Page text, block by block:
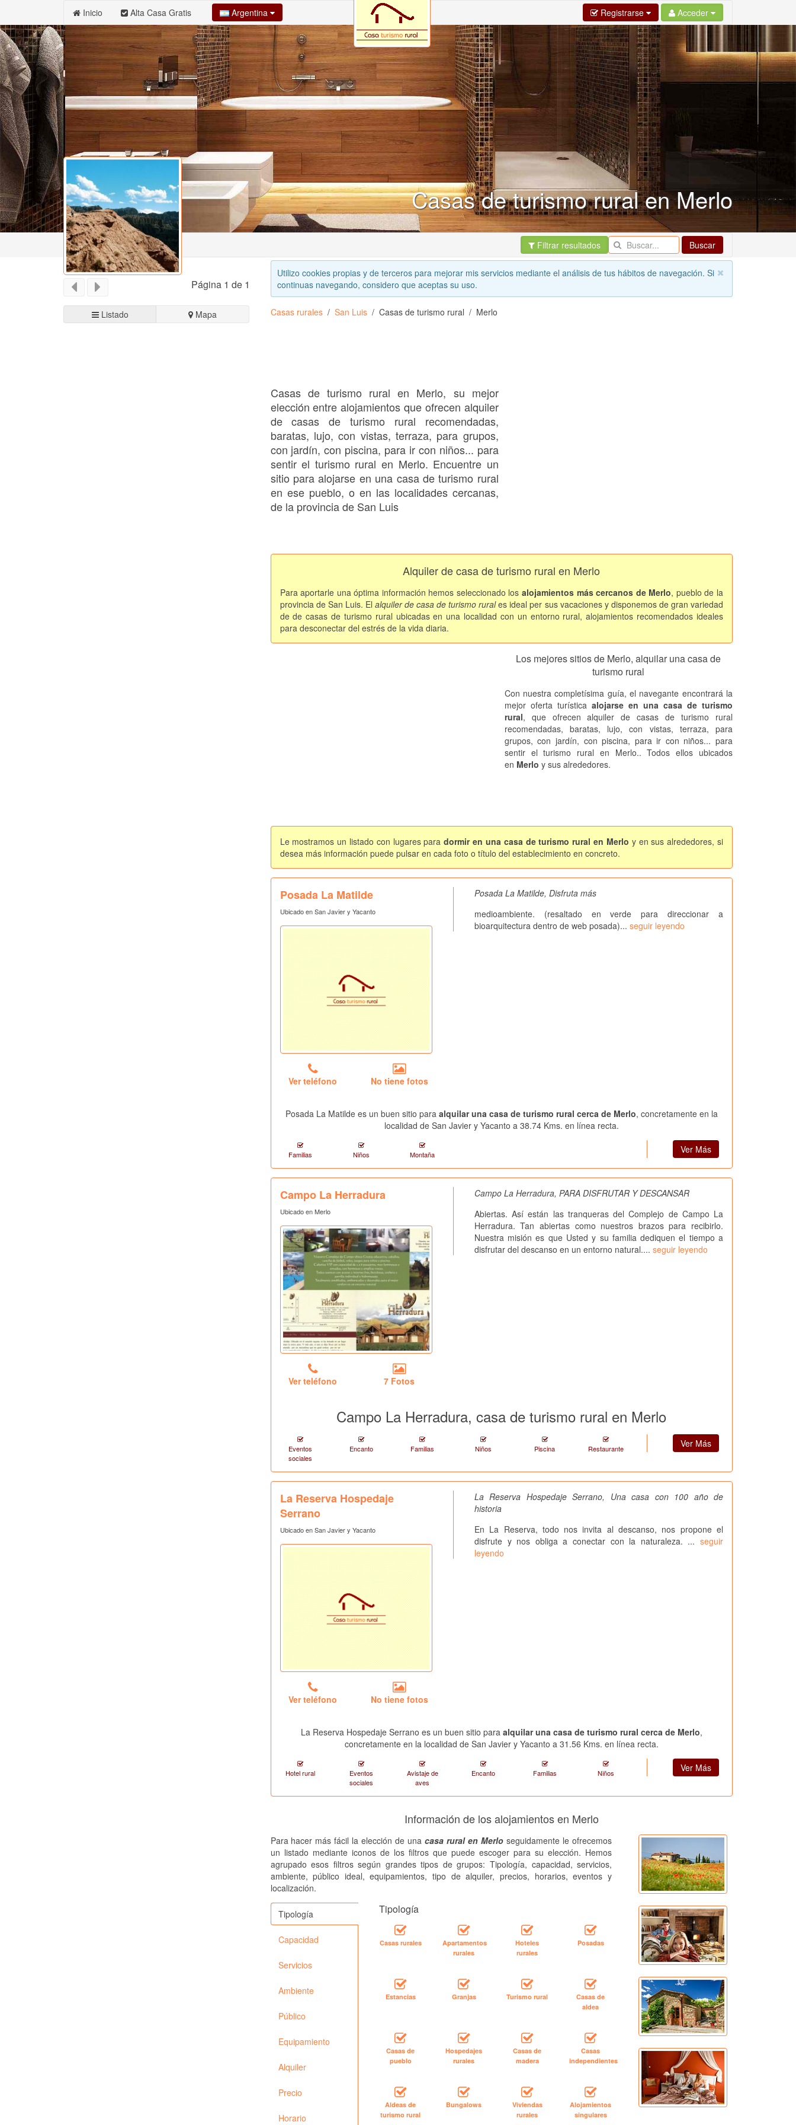
Inicio Alta Casa Gratis Argentina Registrarse Acceder
Casas de turismo rural en Merlo
Filtrar resultados Buscar
Página 1 de 1
Listado Mapa
Utilizo cookies propias y de terceros para mejorar mis servicios mediante el análisis de tus hábitos de navegación. Si
continuas navegando, considero que aceptas su uso.
Casas rurales San Luis Casas de turismo rural Merlo
Casas de turismo rural en Merlo, su mejor
elección entre alojamientos que ofrecen alquiler
de casas de turismo rural recomendadas,
baratas, lujo, con vistas, terraza, para grupos,
con jardín, con piscina, para ir con niños... para
sentir el turismo rural en Merlo. Encuentre un
sitio para alojarse en una casa de turismo rural
en ese pueblo, o en las localidades cercanas,
de la provincia de San Luis
Alquiler de casa de turismo rural en Merlo
Para aportarle una óptima información hemos seleccionado losalojamientos más cercanos de Merlo, pueblo de la
provincia de San Luis. El alquiler de casa de turismo rurales ideal per sus vacaciones y disponemos de gran variedad
de de casas de turismo rural ubicadas en una localidad con un entorno rural, alojamientos recomendados ideales
para desconectar del estrés de la vida diaria.
Los mejores sitios de Merlo, alquilar una casa de
turismo rural
Con nuestra completísima guía, el navegante encontrará la
mejor oferta turística alojarse en una casa de turismo
rural, que ofrecen alquiler de casas de turismo rural
recomendadas, baratas, lujo, con vistas, terraza, para
grupos, con jardín, con piscina, para ir con niños... para
sentir el turismo rural en Merlo.. Todos ellos ubicados
en Merlo y sus alrededores.
Le mostramos un listado con lugares paradormir en una casa de turismo rural en Merlo y en sus alrededores, si
desea más información puede pulsar en cada foto o título del establecimiento en concreto.
Posada La Matilde
Ubicado en San Javier y Yacanto
Ver teléfono No tiene fotos
Posada La Matilde, Disfruta más
medioambiente. (resaltado en verde para direccionar a
bioarquitectura dentro de web posada)... seguir leyendo
Posada La Matilde es un buen sitio para alquilar una casa de turismo rural cerca de Merlo, concretamente en la
localidad de San Javier y Yacanto a 38.74 Kms. en línea recta.
Familias Niños Montaña Ver Más
Campo La Herradura
Ubicado en Merlo
Ver teléfono 7 Fotos
Campo La Herradura, PARA DISFRUTAR Y DESCANSAR
Abiertas. Así están las tranqueras del Complejo de Campo La
Herradura. Tan abiertas como nuestros brazos para recibirlo.
Nuestra misión es que Usted y su familia dediquen el tiempo a
disfrutar del descanso en un entorno natural.... seguir leyendo
Campo La Herradura, casa de turismo rural en Merlo
Eventos
sociales
Encanto Familias Niños Piscina Restaurante Ver Más
La Reserva Hospedaje
Serrano
Ubicado en San Javier y Yacanto
Ver teléfono No tiene fotos
La Reserva Hospedaje Serrano, Una casa con 100 año de
historia
En La Reserva, todo nos invita al descanso, nos propone el
disfrute y nos obliga a conectar con la naturaleza. ... seguir
leyendo
La Reserva Hospedaje Serrano es un buen sitio para alquilar una casa de turismo rural cerca de Merlo,
concretamente en la localidad de San Javier y Yacanto a 31.56 Kms. en línea recta.
Hotel rural
Eventos
sociales
Avistaje de
aves
Encanto Familias Niños Ver Más
Información de los alojamientos en Merlo
Para hacer más fácil la elección de unacasa rural en Merlo seguidamente le ofrecemos
un listado mediante iconos de los filtros que puede escoger para su elección. Hemos
agrupado esos filtros según grandes tipos de grupos: Tipología, capacidad, servicios,
ambiente, público ideal, equipamientos, tipo de alquiler, precios, horarios, eventos y
localización.
Tipología
Capacidad
Servicios
Ambiente
Público
Equipamiento
Alquiler
Precio
Horario
Tipología
Casas rurales
Apartamentos
rurales
Hoteles
rurales
Posadas
Estancias Granjas Turismo rural
Casas de
aldea
Casas de
pueblo
Hospedajes
rurales
Casas de
madera
Casas
independientes
Aldeas de
turismo rural
Bungalows
Viviendas
rurales
Alojamientos
singulares